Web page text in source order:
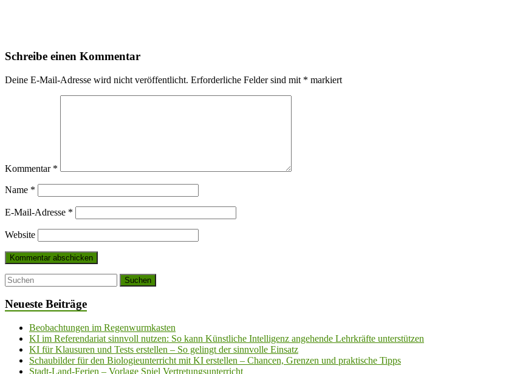
Schreibe einen Kommentar
Deine E-Mail-Adresse wird nicht veröffentlicht. Erforderliche Felder sind mit * markiert
Kommentar *
Name *
E-Mail-Adresse *
Website
Neueste Beiträge
Beobachtungen im Regenwurmkasten
KI im Referendariat sinnvoll nutzen: So kann Künstliche Intelligenz angehende Lehrkräfte unterstützen
KI für Klausuren und Tests erstellen – So gelingt der sinnvolle Einsatz
Schaubilder für den Biologieunterricht mit KI erstellen – Chancen, Grenzen und praktische Tipps
Stadt-Land-Ferien – Vorlage Spiel Vertretungsunterricht